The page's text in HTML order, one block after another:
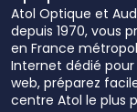
Atol Optique et
depuis 1970, vous
en France
Internet dédié
web, préparez
centre Atol le plus